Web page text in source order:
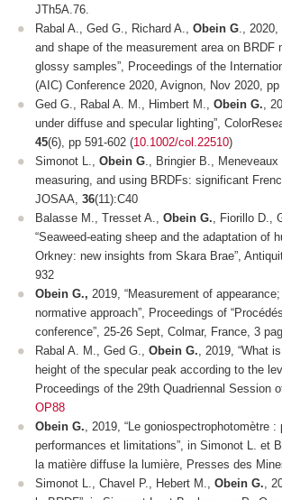
JTh5A.76.
Rabal A., Ged G., Richard A., Obein G .,
and shape of the measurement area on BRDF
glossy samples”, Proceedings of the
(AIC) Conference 2020, Avignon, Nov 2020, pp
Ged G., Rabal A. M., Himbert M., Obein G. ,
under diffuse and specular lighting”,
45(6), pp 591-602 (10.1002/col.22510)
Simonot L., Obein G ., Bringier B., Meneveaux
measuring, and using BRDFs: significant
JOSAA, 36(11):C40
Balasse M., Tresset A., Obein G. , Fiorillo D.,
“Seaweed-eating sheep and the adaptation of
Orkney: new insights from Skara Brae”,
932
Obein G., 2019, “Measurement of
normative approach”, Proceedings of
conference”, 25-26 Sept, Colmar, France, 3
Rabal A. M., Ged G., Obein G. , 2019, “What
height of the specular peak according to the
Proceedings of the 29th Quadriennal Session
OP88
Obein G. , 2019, “Le goniospectrophotomètre :
performances et limitations”, in Simonot L. et
la matière diffuse la lumière , Presses des
Simonot L., Chavel P., Hebert M., Obein G. ,